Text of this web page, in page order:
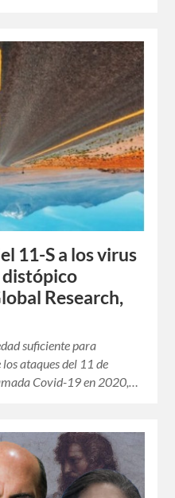
11-S a los virus
distópico
Research,
suficiente para
ataques del 11 de
Covid-19 en 2020,…